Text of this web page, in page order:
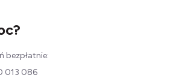
bezpłatnie:
013 086